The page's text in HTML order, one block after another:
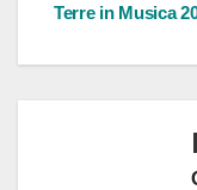
Terre in Musica